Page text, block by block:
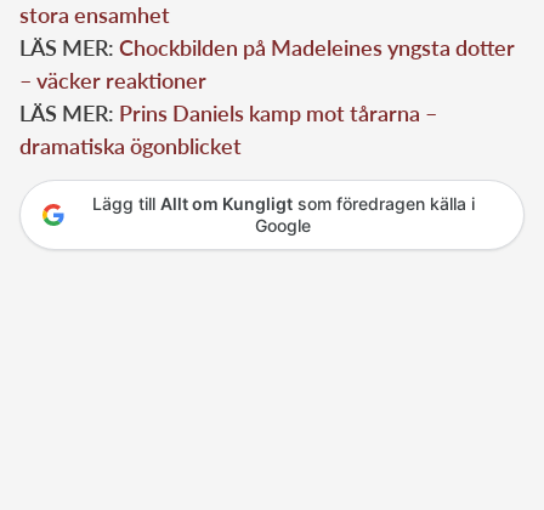
stora ensamhet
LÄS MER: Chockbilden på Madeleines yngsta dotter
– väcker reaktioner
LÄS MER: Prins Daniels kamp mot tårarna –
dramatiska ögonblicket
Lägg till Allt om Kungligtsom föredragen källa i
Google